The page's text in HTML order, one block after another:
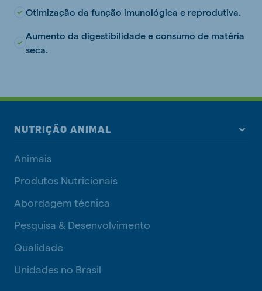
Otimização da função imunológica e reprodutiva.
Aumento da digestibilidade e consumo de matéria
seca.
NUTRIÇÃO ANIMAL
Animais
Produtos Nutricionais
Abordagem técnica
Pesquisa & Desenvolvimento
Qualidade
Unidades no Brasil